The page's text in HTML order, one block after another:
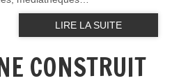
LIRE LA SUITE
CONSTRUIT